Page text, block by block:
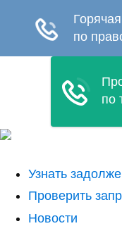
Узнать
Проверить
Новости